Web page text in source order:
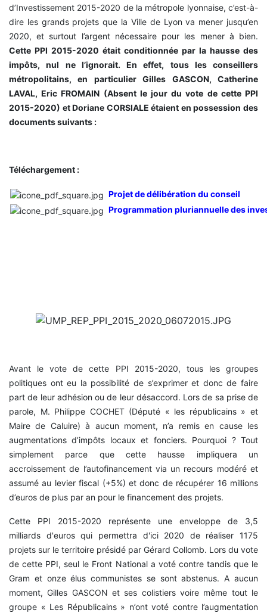
d’Investissement 2015-2020 de la métropole lyonnaise, c’est-à-
dire les grands projets que la Ville de Lyon va mener jusqu’en
2020, et surtout l’argent nécessaire pour les mener à bien.
Cette PPI 2015-2020 était conditionnée par la hausse des
impôts, nul ne l’ignorait. En effet, tous les conseillers
métropolitains, en particulier Gilles GASCON, Catherine
LAVAL, Eric FROMAIN (Absent le jour du vote de cette PPI
2015-2020) et Doriane CORSIALE étaient en possession des
documents suivants :
Téléchargement :
Projet de délibération du conseil
Programmation pluriannuelle des
Avant le vote de cette PPI 2015-2020, tous les groupes
politiques ont eu la possibilité de s’exprimer et donc de faire
part de leur adhésion ou de leur désaccord. Lors de sa prise de
parole, M. Philippe COCHET (Député « les républicains » et
Maire de Caluire) à aucun moment, n’a remis en cause les
augmentations d’impôts locaux et fonciers. Pourquoi ? Tout
simplement parce que cette hausse impliquera un
accroissement de l’autofinancement via un recours modéré et
assumé au levier fiscal (+5%) et donc de récupérer 16 millions
d’euros de plus par an pour le financement des projets.
Cette PPI 2015-2020 représente une enveloppe de 3,5
milliards d'euros qui permettra d'ici 2020 de réaliser 1175
projets sur le territoire présidé par Gérard Collomb. Lors du vote
de cette PPI, seul le Front National a voté contre tandis que le
Gram et onze élus communistes se sont abstenus. A aucun
moment, Gilles GASCON et ses colistiers voire même tout le
groupe « Les Républicains » n’ont voté contre l’augmentation